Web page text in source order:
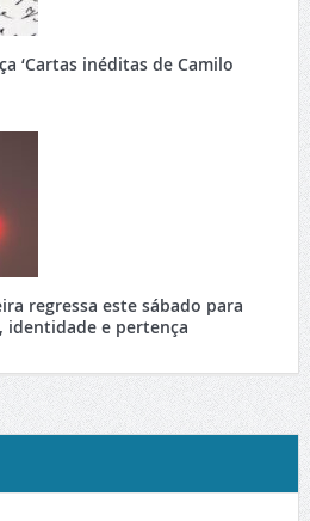
‘Cartas inéditas de Camilo
regressa este sábado para
identidade e pertença